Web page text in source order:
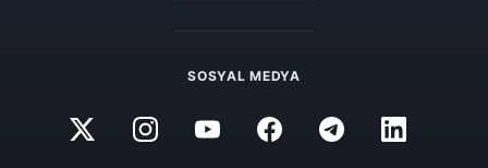
SOSYAL MEDYA